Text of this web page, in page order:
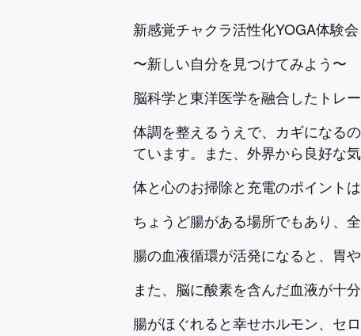
新感覚チャクラ活性化YOGA体験会
〜新しい自分を見つけてみよう〜
脳科学と東洋医学を融合したトレ
体調を整えるうえで、カギになる
ています。また、外界から良好な
体と心のお掃除と充電のポイント
ちょうど腸がある場所でもあり、
腸の血液循環が活発になると、胃
また、脳に酸素を含んだ血液が十
腸がほぐれると幸せホルモン、セ